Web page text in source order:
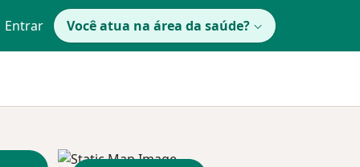
Entrar Você atua na área da saúde?